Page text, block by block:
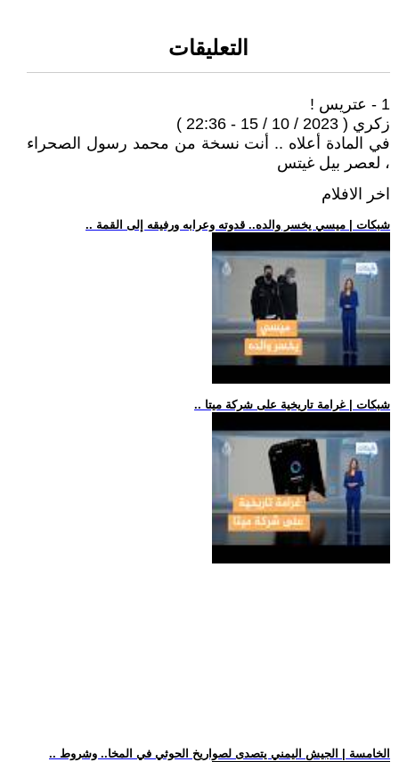
التعليقات
1 - عتريس !
زكري ( 2023 / 10 / 15 - 22:36 )
في المادة أعلاه .. أنت نسخة من محمد رسول الصحراء
، لعصر بيل غيتس
اخر الافلام
.. شبكات | ميسي يخسر والده.. قدوته وعرابه ورفيقه إلى القمة
.. شبكات | غرامة تاريخية على شركة ميتا
.. الخامسة | الجيش اليمني يتصدى لصواريخ الحوثي في المخا.. وشروط